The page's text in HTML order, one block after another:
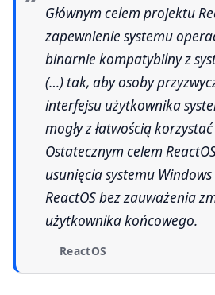
Głównym celem projektu ReactOS jest
zapewnienie systemu
binarnie kompatybilny z
(…) tak, aby osoby
interfejsu użytkownika
mogły z łatwością korzystać
Ostatecznym celem
usunięcia systemu
ReactOS bez zauważenia
użytkownika końcowego.
ReactOS